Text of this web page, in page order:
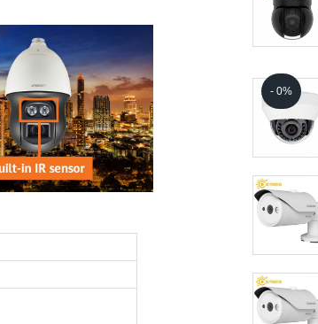
0 ₫
Camera AI Wisenet XNO-
6123R/VAP
0 ₫
- 0%